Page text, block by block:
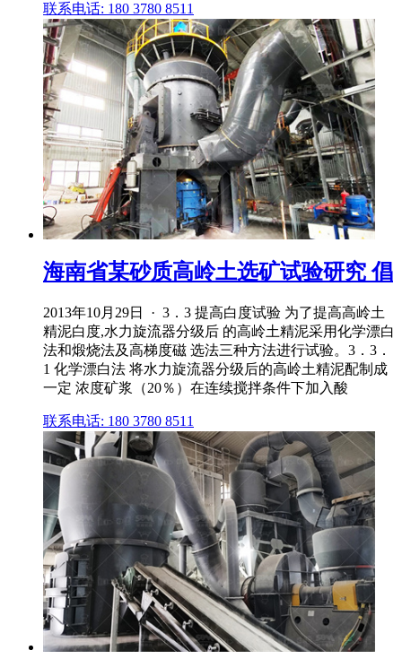
联系电话: 180 3780 8511
海南省某砂质高岭土选矿试验研究 倡
2013年10月29日 · 3．3 提高白度试验 为了提高高岭土
精泥白度,水力旋流器分级后 的高岭土精泥采用化学漂白
法和煅烧法及高梯度磁 选法三种方法进行试验。3．3．
1 化学漂白法 将水力旋流器分级后的高岭土精泥配制成
一定 浓度矿浆（20％）在连续搅拌条件下加入酸
联系电话: 180 3780 8511